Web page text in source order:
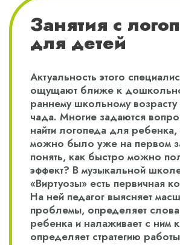
Занятия с
для детей
Актуальность этого
ощущают ближе к
раннему школьному возрасту
чада. Многие задаются
найти логопеда для
можно было уже на первом
понять, как быстро можно
эффект? В музыкальной
«Виртуозы» есть первичная
На ней педагог выясняет
проблемы, определяет
ребенка и налаживает с ним
определяет стратегию